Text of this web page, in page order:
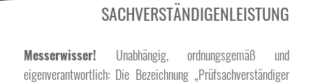
SACHVERSTÄNDIGENLEISTUNG
Messerwisser! Unabhängig, ordnungsgemäß und
eigenverantwortlich: Die Bezeichnung „Prüfsachverständiger